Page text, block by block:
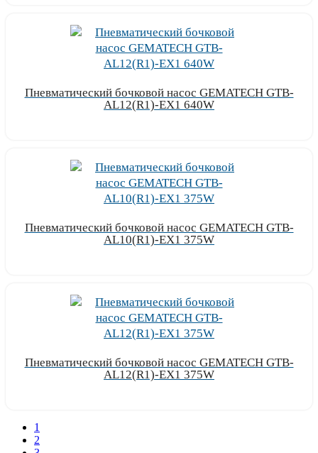
Пневматический бочковой насос GEMATECH GTB-
AL12(R1)-EX1 640W
Пневматический бочковой насос GEMATECH GTB-
AL10(R1)-EX1 375W
Пневматический бочковой насос GEMATECH GTB-
AL12(R1)-EX1 375W
1
2